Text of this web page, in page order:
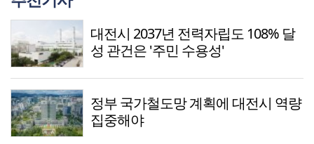
대전시 2037년 전력자립도 108% 달
성 관건은 '주민 수용성'
정부 국가철도망 계획에 대전시 역량
집중해야